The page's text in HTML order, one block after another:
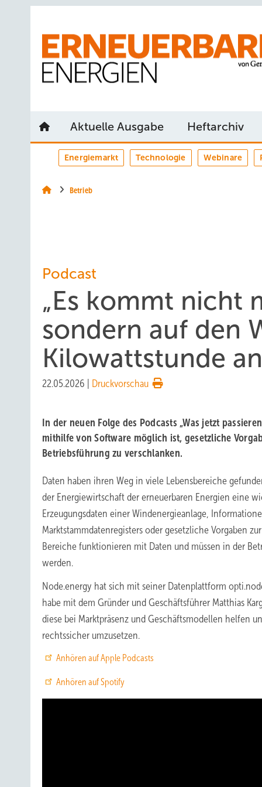
Aktuelle Ausgabe Heftarchiv
Energiemarkt Technologie Webinare
Betrieb
Podcast
„Es kommt nicht
sondern auf den
Kilowattstunde
22.05.2026 Druckvorschau
In der neuen Folge des Podcasts „Was jetzt
mithilfe von Software möglich ist, gesetzliche
Betriebsführung zu verschlanken.
Daten haben ihren Weg in viele Lebensbereiche
der Energiewirtschaft der erneuerbaren Energien eine
Erzeugungsdaten einer Windenergieanlage,
Marktstammdatenregisters oder gesetzliche Vorgaben
Bereiche funktionieren mit Daten und müssen in der
werden.
Node.energy hat sich mit seiner Datenplattform
habe mit dem Gründer und Geschäftsführer Matthias
diese bei Marktpräsenz und Geschäftsmodellen helfen
rechtssicher umzusetzen.
Anhören auf Apple Podcasts
Anhören auf Spotify